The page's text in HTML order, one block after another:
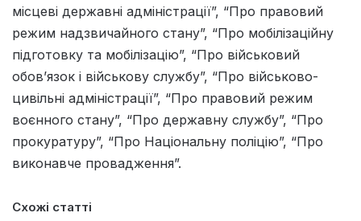
місцеві державні адміністрації”, “Про правовий
режим надзвичайного стану”, “Про мобілізаційну
підготовку та мобілізацію”, “Про військовий
обов’язок і військову службу”, “Про військово-
цивільні адміністрації”, “Про правовий режим
воєнного стану”, “Про державну службу”, “Про
прокуратуру”, “Про Національну поліцію”, “Про
виконавче провадження”.
Схожі статті